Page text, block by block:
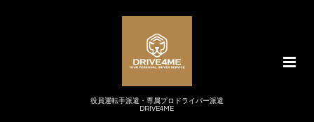
役員運転手派遣・専属プロドライバー派遣
DRIVE4ME